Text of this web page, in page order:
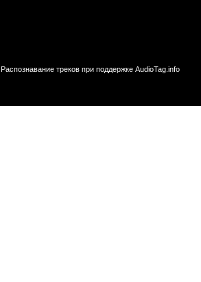
Распознавание треков при поддержке AudioTag.info